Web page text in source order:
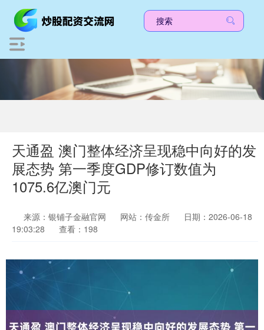
天通盈 澳门整体经济呈现稳中向好的发
展态势 第一季度GDP修订数值为
1075.6亿澳门元
来源：银铺子金融官网 网站：传金所
日期：2026-06-18
19:03:28
查看：198